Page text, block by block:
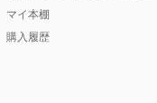
マイ本棚
購入履歴